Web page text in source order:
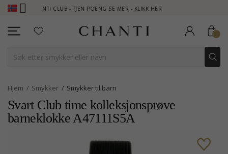
CLUB - TJEN POENG SE MER - KLIKK HER
Hjem Smykker Smykker til barn
Svart Club time kolleksjonsprøve
barneklokke A47111S5A